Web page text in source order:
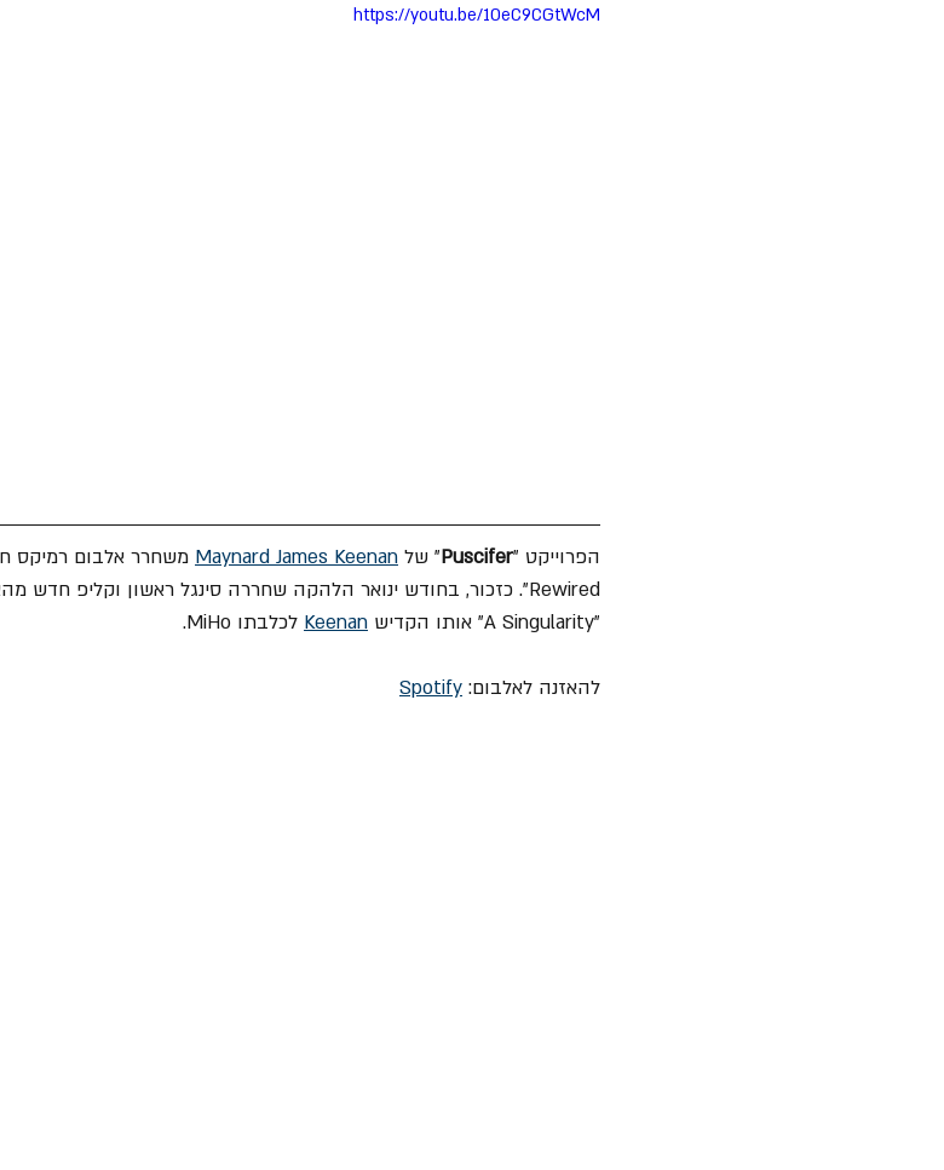
https://youtu.be/1OeC9CGtWcM
הפרוייקט "Puscifer" של Maynard James Keenan
"A Singularity" אותו הקדיש
Keenan לכלבתו MiHo.
להאזנה לאלבום: Spotify